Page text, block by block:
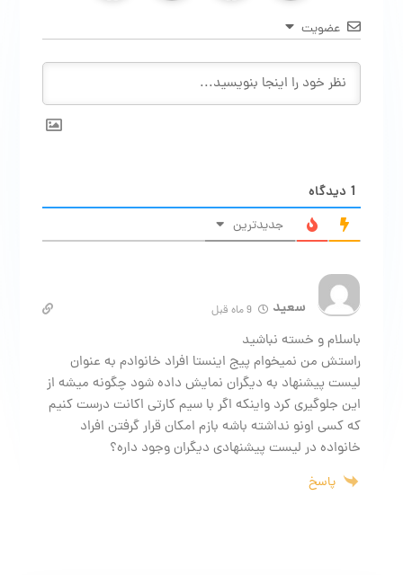
عضویت
1 دیدگاه
جدیدترین
سعید 9 ماه قبل
باسلام و خسته نباشید
راستش من نمیخوام پیج اینستا افراد خانوادم به عنوان
لیست پیشنهاد به دیگران نمایش داده شود چگونه میشه از
این جلوگیری کرد واینکه اگر با سیم کارتی اکانت درست کنیم
که کسی اونو نداشته باشه بازم امکان قرار گرفتن افراد
خانواده در لیست پیشنهادی دیگران وجود داره؟
پاسخ